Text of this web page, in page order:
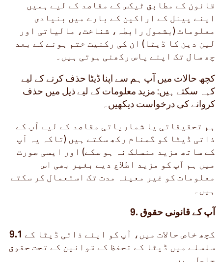
قانون کے مطابق ٹیکس کے مقاصد کے لیے ہمیں
اپنے پینل کے اراکین کے بارے میں بنیادی
معلومات (بشمول رابطہ، شناخت، مالیاتی اور
لین دین کا ڈیٹا) ان کی رکنیت ختم ہونے کے بعد
چھ سال تک اپنے پاس رکھنی ہوتی ہیں۔
کچھ حالات میں آپ ہم سے اپنا ڈیٹا حذف کرنے کے لیے
کہہ سکتے ہیں: مزید معلومات کے لیے ذیل میں حذف
کروانے کی درخواست دیکھیں۔
ہم تحقیقاتی یا شماریاتی مقاصد کے لیے آپ کے
ذاتی ڈیٹا کو گمنام رکھ سکتے ہیں (تاکہ یہ آپ
کے ساتھ مزید منسلک نہ ہو سکے) اور ایسی صورت
میں ہم آپ کو مزید اطلاع دیے بغیر بھی اس
معلومات کو غیر معینہ مدت تک استعمال کر سکتے
ہیں۔
9. آپ کے قانونی حقوق
9.1
سلسلے میں ڈیٹا کے تحفظ کے قوانین کے تحت حقوق